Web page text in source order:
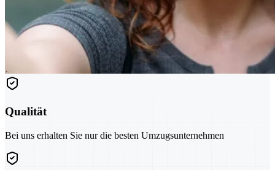
Qualität
Bei uns erhalten Sie nur die besten Umzugsunternehmen